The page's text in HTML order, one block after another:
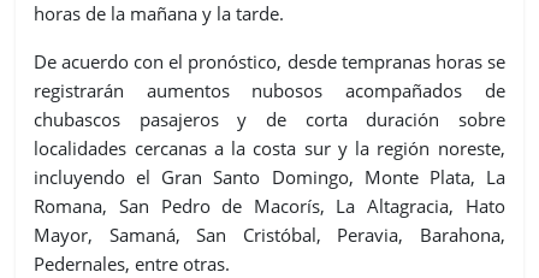
horas de la mañana y la tarde.
De acuerdo con el pronóstico, desde tempranas horas se
registrarán aumentos nubosos acompañados de
chubascos pasajeros y de corta duración sobre
localidades cercanas a la costa sur y la región noreste,
incluyendo el Gran Santo Domingo, Monte Plata, La
Romana, San Pedro de Macorís, La Altagracia, Hato
Mayor, Samaná, San Cristóbal, Peravia, Barahona,
Pedernales, entre otras.